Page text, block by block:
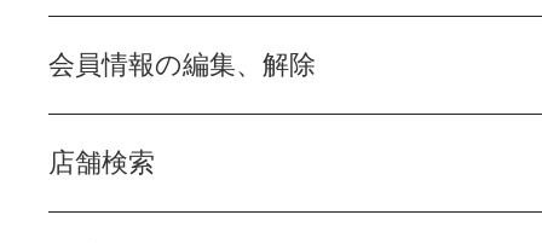
会員情報の編集、解除
店舗検索